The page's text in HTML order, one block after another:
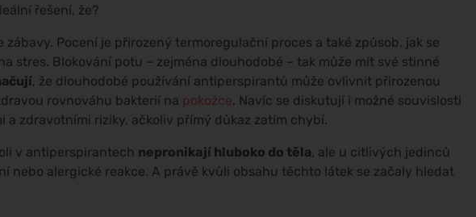
řešení, že?
zábavy. Pocení je přirozený termoregulační proces a také způsob, jak se
stres. Blokování potu – zejména dlouhodobé – tak může mít své stinné
, že dlouhodobé používání antiperspirantů může ovlivnit přirozenou
rovnováhu bakterií na pokožce. Navíc se diskutují i možné souvislosti
a zdravotními riziky, ačkoliv přímý důkaz zatím chybí.
v antiperspirantech nepronikají hluboko do těla, ale u citlivých jedinců
nebo alergické reakce. A právě kvůli obsahu těchto látek se začaly hledat